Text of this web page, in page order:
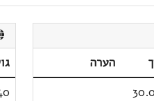
הערה